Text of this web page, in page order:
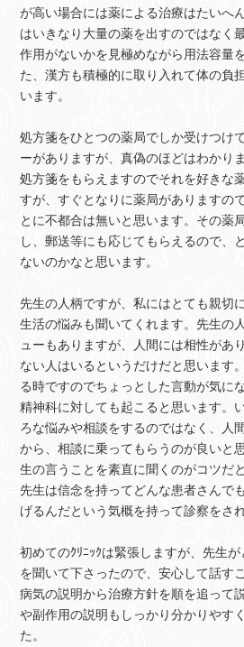
が高い場合には薬による治療はたいへ
はいきなり大量の薬を出すのではなく
作用がないかを見極めながら用法容量
た、漢方も積極的に取り入れて体の負
います。
処方箋をひとつの薬局でしか受けつけ
ーがありますが、真偽のほどはわかり
処方箋をもらえますのでそれを好きな
すが、すぐとなりに薬局がありますの
とに不都合は無いと思います。その薬
し、郵送等にも応じてもらえるので、
ないのかなと思います。
先生の人柄ですが、私にはとても親切
生活の悩みも聞いてくれます。先生の
ューもありますが、人間には相性があ
ない人はいるというだけだと思います
る時ですのでちょっとした言動が気に
精神科に対しても起こると思います。
ろな悩みや相談をするのではなく、人
から、相談に乗ってもらうのが良いと
生の言うことを素直に聞くのがコツだ
先生は信念を持ってどんな患者さんで
げるんだという気概を持って診察をさ
初めてのｸﾘﾆｯｸは緊張しますが、先生
を聞いて下さったので、安心して話す
病気の説明から治療方針を順を追って
や副作用の説明もしっかり分かりやす
た。